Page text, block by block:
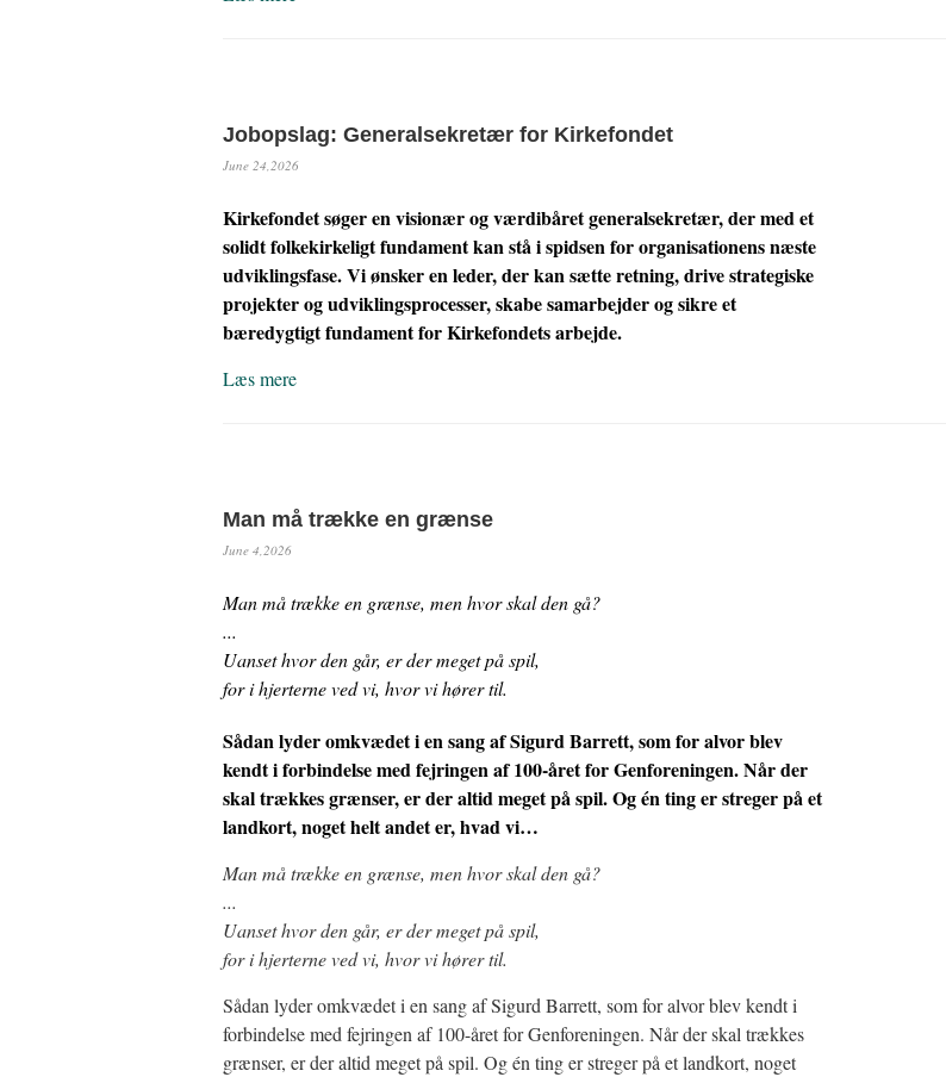
Jobopslag: Generalsekretær for Kirkefondet
June 24,2026
Kirkefondet søger en visionær og værdibåret generalsekretær, der med et
solidt folkekirkeligt fundament kan stå i spidsen for organisationens næste
udviklingsfase. Vi ønsker en leder, der kan sætte retning, drive strategiske
projekter og udviklingsprocesser, skabe samarbejder og sikre et
bæredygtigt fundament for Kirkefondets arbejde.
Læs mere
Man må trække en grænse
June 4,2026
Man må trække en grænse, men hvor skal den gå?
...
Uanset hvor den går, er der meget på spil,
for i hjerterne ved vi, hvor vi hører til.
Sådan lyder omkvædet i en sang af Sigurd Barrett, som for alvor blev
kendt i forbindelse med fejringen af 100-året for Genforeningen. Når der
skal trækkes grænser, er der altid meget på spil. Og én ting er streger på et
landkort, noget helt andet er, hvad vi…
Man må trække en grænse, men hvor skal den gå?
...
Uanset hvor den går, er der meget på spil,
for i hjerterne ved vi, hvor vi hører til.
Sådan lyder omkvædet i en sang af Sigurd Barrett, som for alvor blev kendt i
forbindelse med fejringen af 100-året for Genforeningen. Når der skal trækkes
grænser, er der altid meget på spil. Og én ting er streger på et landkort, noget